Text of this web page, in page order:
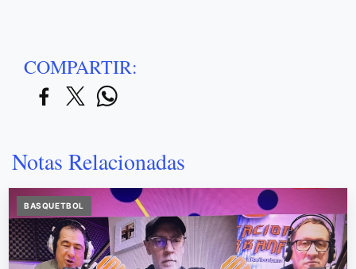
COMPARTIR:
Notas Relacionadas
BASQUETBOL